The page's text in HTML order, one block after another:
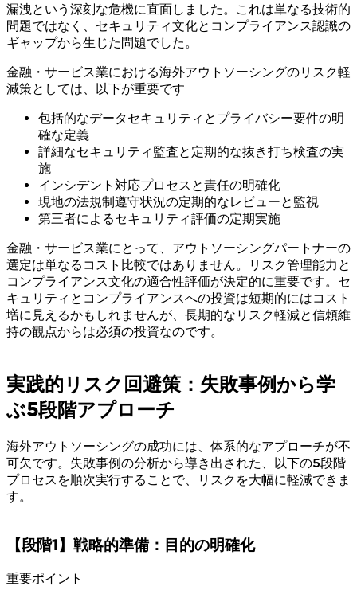
漏洩という深刻な危機に直面しました。これは単なる技術的
問題ではなく、セキュリティ文化とコンプライアンス認識の
ギャップから生じた問題でした。
金融・サービス業における海外アウトソーシングのリスク軽
減策としては、以下が重要です
包括的なデータセキュリティとプライバシー要件の明
確な定義
詳細なセキュリティ監査と定期的な抜き打ち検査の実
施
インシデント対応プロセスと責任の明確化
現地の法規制遵守状況の定期的なレビューと監視
第三者によるセキュリティ評価の定期実施
金融・サービス業にとって、アウトソーシングパートナーの
選定は単なるコスト比較ではありません。リスク管理能力と
コンプライアンス文化の適合性評価が決定的に重要です。セ
キュリティとコンプライアンスへの投資は短期的にはコスト
増に見えるかもしれませんが、長期的なリスク軽減と信頼維
持の観点からは必須の投資なのです。
実践的リスク回避策：失敗事例から学
ぶ5段階アプローチ
海外アウトソーシングの成功には、体系的なアプローチが不
可欠です。失敗事例の分析から導き出された、以下の5段階
プロセスを順次実行することで、リスクを大幅に軽減できま
す。
【段階1】戦略的準備：目的の明確化
重要ポイント